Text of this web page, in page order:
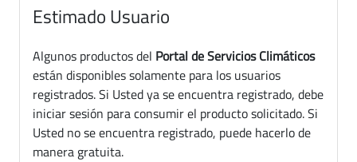
Estimado Usuario
Algunos productos del Portal de Servicios Climáticos
están disponibles solamente para los usuarios
registrados. Si Usted ya se encuentra registrado, debe
iniciar sesión para consumir el producto solicitado. Si
Usted no se encuentra registrado, puede hacerlo de
manera gratuita.